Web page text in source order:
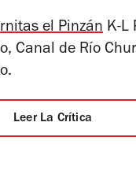
el Pinzán K-L
Canal de Río
Leer La Crítica